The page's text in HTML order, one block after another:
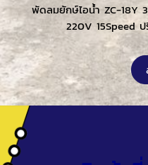
พัดลมยักษ์ไอน้ำ ZC-18Y
220V 15Speed